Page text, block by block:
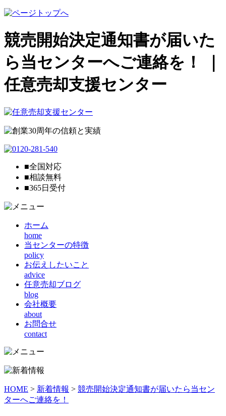
競売開始決定通知書が届いた
ら当センターへご連絡を！ ｜
任意売却支援センター
■全国対応
■相談無料
■365日受付
ホーム
home
当センターの特徴
policy
お伝えしたいこと
advice
任意売却ブログ
blog
会社概要
about
お問合せ
contact
HOME > 新着情報 > 競売開始決定通知書が届いたら当セン
ターへご連絡を！